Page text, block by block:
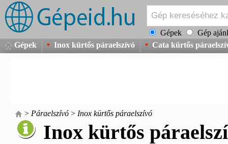
Gépek
Gép
Gépek
Inox kürtős páraelszívó Cata kürtős
> Páraelszívó > Inox kürtős páraelszívó
Inox kürtős